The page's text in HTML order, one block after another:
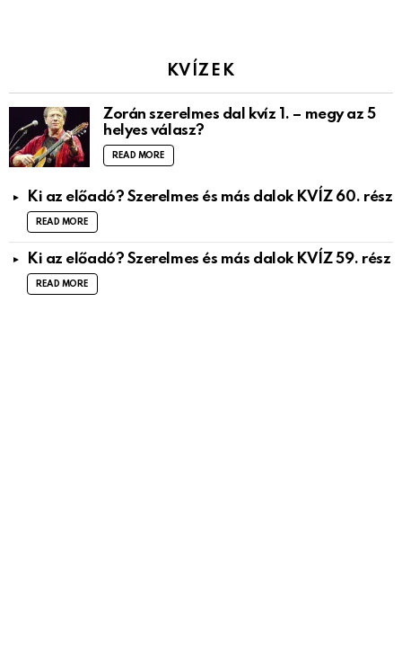
KVÍZEK
Zorán szerelmes dal kvíz 1. – megy az 5
helyes válasz?
READ MORE
Ki az előadó? Szerelmes és más dalok KVÍZ 60. rész
READ MORE
Ki az előadó? Szerelmes és más dalok KVÍZ 59. rész
READ MORE